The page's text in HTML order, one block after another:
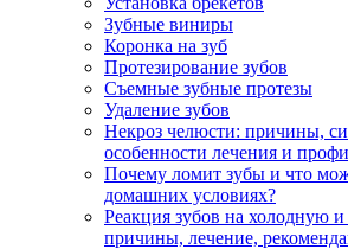
Зубные виниры
Коронка на зуб
Протезирование зубов
Съемные зубные протезы
Удаление зубов
Некроз челюсти: причины,
особенности лечения и
Почему ломит зубы и что
домашних условиях?
Реакция зубов на холодную
причины, лечение,